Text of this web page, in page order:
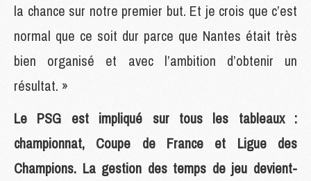
la chance sur notre premier but. Et je crois que c’est
normal que ce soit dur parce que Nantes était très
bien organisé et avec l’ambition d’obtenir un
résultat. »
Le PSG est impliqué sur tous les tableaux :
championnat, Coupe de France et Ligue des
Champions. La gestion des temps de jeu devient-